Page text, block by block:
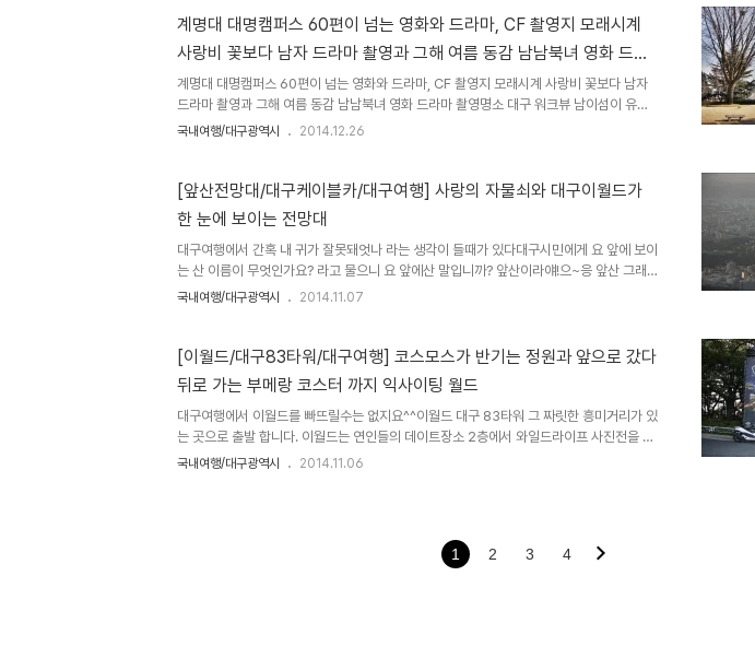
다. 남쪽의 범이산과 동쪽의 동막산을 배경으로 아름다운 풍광을 자랑하는 대구 12경 가운
데 하나로 손꼽히는 대구의 명소이다. 2010년부터 2013년까지 추진한 [수성못 생태복원
사업]으로 저전망데크, 데크로드, 수상무대,마사토 순환산책로등 ..
계명대 대명캠퍼스 60편이 넘는 영화와 드라마, CF 촬영지 모래시계
사랑비 꽃보다 남자 드라마 촬영과 그해 여름 동감 남남북녀 영화 드라
마 촬영명소 대구 워크뷰
계명대 대명캠퍼스 60편이 넘는 영화와 드라마, CF 촬영지 모래시계 사랑비 꽃보다 남자
드라마 촬영과 그해 여름 동감 남남북녀 영화 드라마 촬영명소 대구 워크뷰 남이섬이 유명
한 이유, 광안대교가 유명한 이유, 울돌목이 유명한 이유, 이들의 공통점은 모두 영화 촬영
북지역에도 60편의 드라마 CF 영화가 촬영이 되었다.경북 청송의 주산지에서는 김기덕 감
독의 영화 '봄, 여름, 가을 ,겨울 그리고 봄'의 주산지,경북 왜관 가실성당에서는 영화 '신부
수업'대구도시철도에서는 영화'감기'와 '반창꼬'를 촬영하였다.허브힐즈와 스파벨리, 그리
고 화원..
국내여행/대구광역시 2014.12.26
[앞산전망대/대구케이블카/대구여행] 사랑의 자물쇠와 대구이월드가
한 눈에 보이는 전망대
대구여행에서 간혹 내 귀가 잘못돼엇나 라는 생각이 들때가 있다대구시민에게 요 앞에 보이
는 산 이름이 무엇인가요? 라고 물으니 요 앞에산 말입니까? 앞산이라얘!으~응 앞산 그래
오 앞산 요 앞에산이 앞산인데 요 앞산의 이름이 무엇이냐고요?그래요 앞산요!아니 그러니
이라고 한다... 그러다 발견한 안내판두~둥 돌아버리겠다 산 이름이 앞산이다... 대구이월드
83타워에서 받았던 대구시티투어 미니어쳐를 손에 들고 잠시 어린아이가 되어본다어릴적
참 행복했었던것 같은데 라면서^^ 조금 걸으니 눈 앞에 케이블카가 내려온다 앞자리는 벌
써 작가들이 먼저 승..
국내여행/대구광역시 2014.11.07
[이월드/대구83타워/대구여행] 코스모스가 반기는 정원과 앞으로 갔다
뒤로 가는 부메랑 코스터 까지 익사이팅 월드
대구여행에서 이월드를 빠뜨릴수는 없지요^^이월드 대구 83타워 그 짜릿한 흥미거리가 있
는 곳으로 출발 합니다. 이월드는 연인들의 데이트장소 2층에서 와일드라이프 사진전을 하
고 있어서 관람하고 카페에 들려 목을 축입니다. 이 종이로 만든 버스가 오이리 마음에 드는
인이랑 오면 정말 좋을것 같아요^^모두가 사랑이 가득한 분위기랍니다^^ 코스모스가 만발
한 이곳에서 그냥 마음이 활짝 열리는것 같아요^^ 물놀이장에서 노는 아이들이 너무나 즐
국내여행/대구광역시 2014.11.06
1 2 3 4